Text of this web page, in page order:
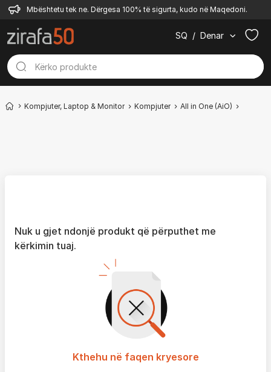
Mbështetu tek ne. Dërgesa 100% të sigurta, kudo në Maqedoni.
SQ / Denar
Kompjuter, Laptop & Monitor Kompjuter All in One (AiO)
Nuk u gjet ndonjë produkt që përputhet me
kërkimin tuaj.
Kthehu në faqen kryesore